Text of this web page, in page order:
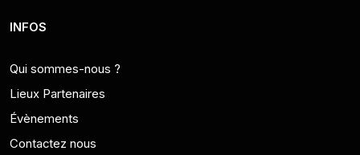
INFOS
Qui sommes-nous ?
Lieux Partenaires
Évènements
Contactez nous